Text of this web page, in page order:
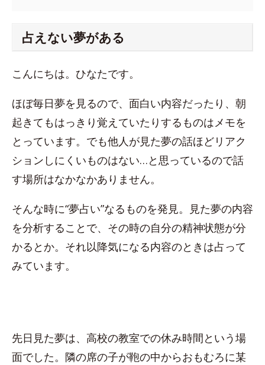
占えない夢がある
こんにちは。ひなたです。
ほぼ毎日夢を見るので、面白い内容だったり、朝
起きてもはっきり覚えていたりするものはメモを
とっています。でも他人が見た夢の話ほどリアク
ションしにくいものはない…と思っているので話
す場所はなかなかありません。
そんな時に“夢占い”なるものを発見。見た夢の内容
を分析することで、その時の自分の精神状態が分
かるとか。それ以降気になる内容のときは占って
みています。
先日見た夢は、高校の教室での休み時間という場
面でした。隣の席の子が鞄の中からおもむろに某